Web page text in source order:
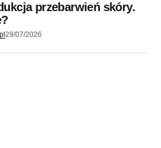
przebarwień skóry.
29/07/2026